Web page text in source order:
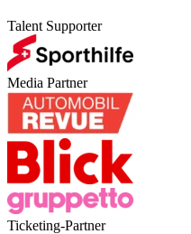
Talent Supporter
Media Partner
Ticketing-Partner